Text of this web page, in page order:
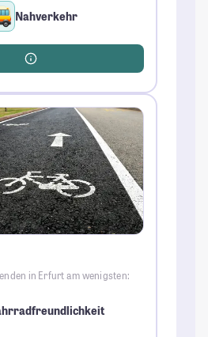
Nahverkehr
in Erfurt am wenigsten: